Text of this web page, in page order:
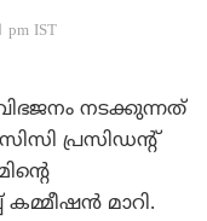
pm IST
നടക്കുന്നത്‌
പ്രസിഡന്റ്‌
മാറി.